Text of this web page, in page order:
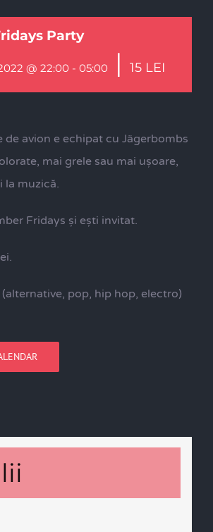
Party
@ 22:00 - 05:00 | 15 LEI
de avion e echipat cu Jägerbombs
mai grele sau mai ușoare,
la muzică.
Fridays și ești invitat.
pop, hip hop, electro)